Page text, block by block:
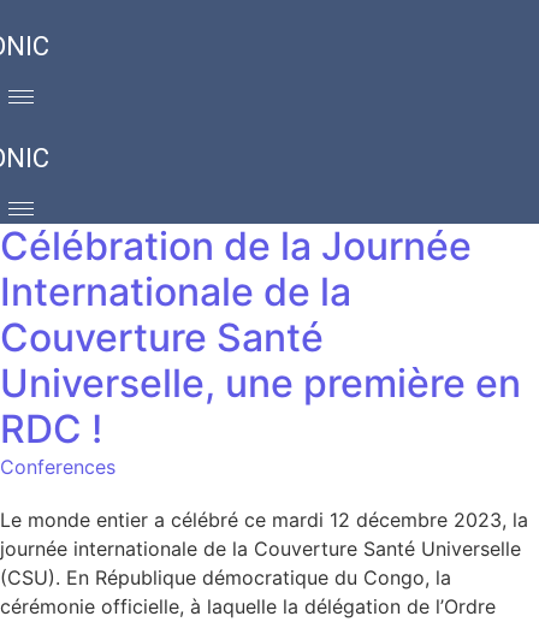
Célébration de la Journée
Internationale de la
Couverture Santé
Universelle, une première en
RDC !
Conferences
Le monde entier a célébré ce mardi 12 décembre 2023, la
journée internationale de la Couverture Santé Universelle
(CSU). En République démocratique du Congo, la
cérémonie officielle, à laquelle la délégation de l’Ordre